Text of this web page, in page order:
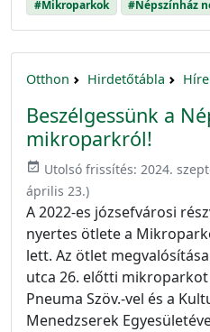
#Mikroparkok #Népszínház
Otthon Hirdetőtábla
Beszélgessünk a
mikroparkról!
event_available Utolsó frissítés: 2024.
április 23.)
A 2022-es józsefvárosi
nyertes ötlete a
lett. Az ötlet
utca 26. előtti
Pneuma Szöv.-vel és a
Menedzserek